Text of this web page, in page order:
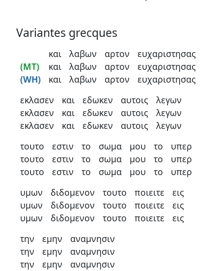
Variantes grecques
(MT)
(WH)
και
και
και
λαβων
λαβων
λαβων
αρτον
αρτον
αρτον
ευχαριστησας
ευχαριστησας
ευχαριστησας
εκλασεν
εκλασεν
εκλασεν
και
και
και
εδωκεν
εδωκεν
εδωκεν
αυτοις
αυτοις
αυτοις
λεγων
λεγων
λεγων
τουτο
τουτο
τουτο
εστιν
εστιν
εστιν
το
το
το
σωμα
σωμα
σωμα
μου
μου
μου
το
το
το
υπερ
υπερ
υπερ
υμων
υμων
υμων
διδομενον
διδομενον
διδομενον
τουτο
τουτο
τουτο
ποιειτε
ποιειτε
ποιειτε
εις
εις
εις
την
την
την
εμην
εμην
εμην
αναμνησιν
αναμνησιν
αναμνησιν